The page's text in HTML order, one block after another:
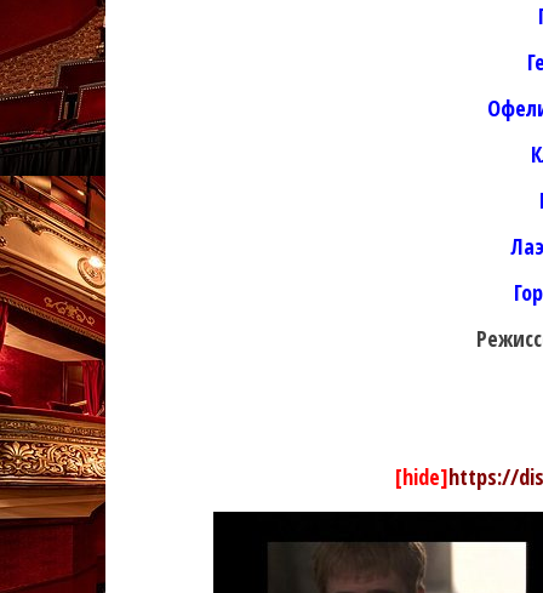
[hide]https://